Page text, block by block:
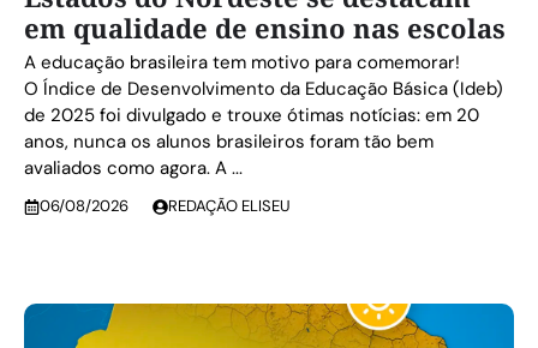
em qualidade de ensino nas escolas
A educação brasileira tem motivo para comemorar!
O Índice de Desenvolvimento da Educação Básica (Ideb)
de 2025 foi divulgado e trouxe ótimas notícias: em 20
anos, nunca os alunos brasileiros foram tão bem
avaliados como agora. A ...
06/08/2026 REDAÇÃO ELISEU